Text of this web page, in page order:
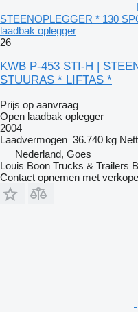
STEENOPLEGGER * 130
laadbak oplegger
26
KWB P-453 STI-H |
STUURAS * LIFTAS *
Prijs op aanvraag
Open laadbak oplegger
2004
Laadvermogen 36.740 kg
Nederland, Goes
Louis Boon Trucks & Trailers
Contact opnemen met